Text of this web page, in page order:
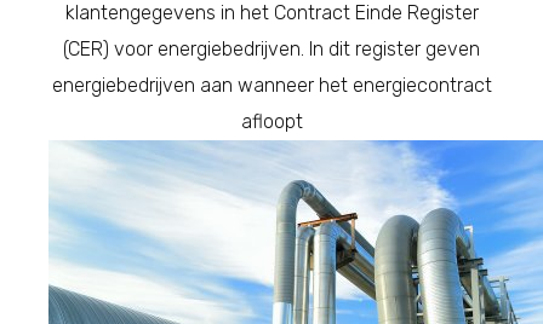
klantengegevens in het Contract Einde Register
(CER) voor energiebedrijven. In dit register geven
energiebedrijven aan wanneer het energiecontract
afloopt